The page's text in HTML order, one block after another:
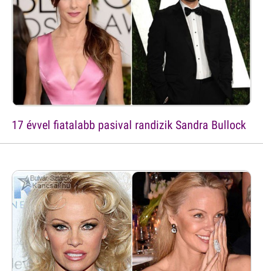
17 évvel fiatalabb pasival randizik Sandra Bullock